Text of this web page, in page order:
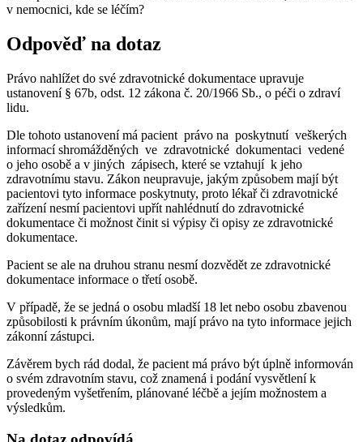
v nemocnici, kde se léčím?
Odpověď na dotaz
Právo nahlížet do své zdravotnické dokumentace upravuje
ustanovení § 67b, odst. 12 zákona č. 20/1966 Sb., o péči o zdraví
lidu.
Dle tohoto ustanovení má pacient právo na poskytnutí veškerých
informací shromážděných ve zdravotnické dokumentaci vedené
o jeho osobě a v jiných zápisech, které se vztahují k jeho
zdravotnímu stavu. Zákon neupravuje, jakým způsobem mají být
pacientovi tyto informace poskytnuty, proto lékař či zdravotnické
zařízení nesmí pacientovi upřít nahlédnutí do zdravotnické
dokumentace či možnost činit si výpisy či opisy ze zdravotnické
dokumentace.
Pacient se ale na druhou stranu nesmí dozvědět ze zdravotnické
dokumentace informace o třetí osobě.
V případě, že se jedná o osobu mladší 18 let nebo osobu zbavenou
způsobilosti k právním úkonům, mají právo na tyto informace jejich
zákonní zástupci.
Závěrem bych rád dodal, že pacient má právo být úplně informován
o svém zdravotním stavu, což znamená i podání vysvětlení k
provedeným vyšetřením, plánované léčbě a jejím možnostem a
výsledkům.